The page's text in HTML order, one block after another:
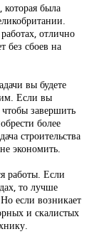
которая была
отлично
без сбоев на
вы будете
им. Если вы
завершить
более
строительства
экономить.
работы. Если
то лучше
если возникает
и скалистых